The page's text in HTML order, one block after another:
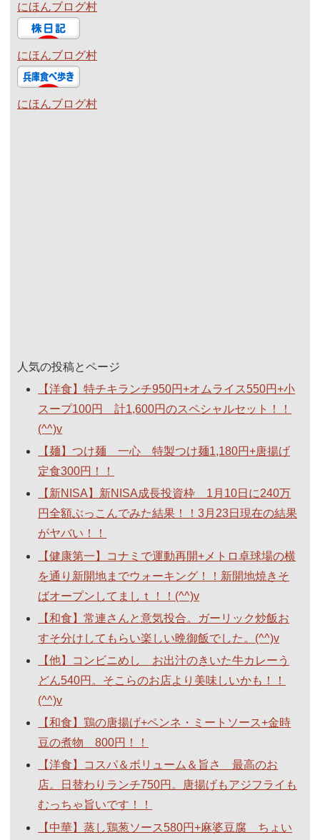
にほんブログ村
にほんブログ村
にほんブログ村
人気の投稿とページ
【洋食】特チキランチ950円+オムライス550円+小
スープ100円 計1,600円のスペシャルセット！！
(^^)v
【麺】つけ麺 一心 特製つけ麺1,180円+唐揚げ
定食300円！！
【新NISA】新NISA成長投資枠 1月10日に240万
円全額ぶっこんでみた結果！！3月23日現在の結果
がヤバい！！
【健康第一】コナミで運動再開+メトロ卓球場の横
を通り新開地までウォーキング！！新開地焼きそ
ばオープンしてましｔ！！(^^)v
【和食】常連さんと意気投合。ガーリック炒飯お
すそ分けしてもらい楽しい晩御飯でした。(^^)v
【他】コンビニめし お出汁のきいた牛カレーう
どん540円。そこらのお店より美味しいかも！！
(^^)v
【和食】鶏の唐揚げ+ペンネ・ミートソース+金時
豆の煮物 800円！！
【洋食】コスパ＆ボリューム＆旨さ 最高のお
店。日替わりランチ750円。唐揚げもアジフライも
むっちゃ旨いです！！
【中華】蒸し鶏葱ソース580円+麻婆豆腐 ちょい